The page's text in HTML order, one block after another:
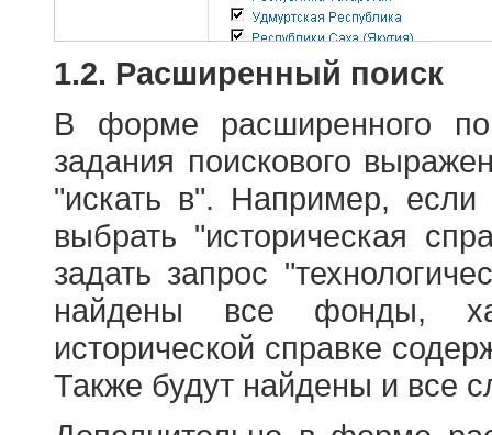
1.2. Расширенный поиск
В форме расширенного
задания поискового
"искать в". Например,
выбрать "историческая
задать запрос
найдены все фонды,
исторической справке
Также будут найдены и все